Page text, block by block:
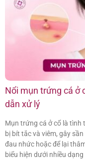
Nổi mụn trứng cá ở
dẫn xử lý
Mụn trứng cá ở cổ là tình
bị bít tắc và viêm, gây
đau nhức hoặc để lại
biểu hiện dưới nhiều